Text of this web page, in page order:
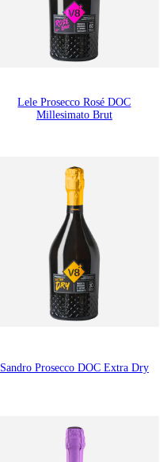
Lele Prosecco Rosé DOC
Millesimato Brut
Sandro Prosecco DOC Extra Dry